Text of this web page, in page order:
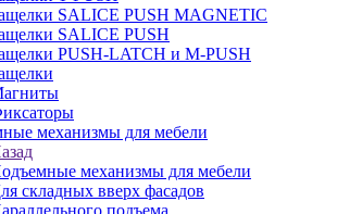
SALICE PUSH MAGNETIC
SALICE PUSH
PUSH-LATCH и M-PUSH
механизмы для мебели
механизмы для мебели
складных вверх фасадов
подъема